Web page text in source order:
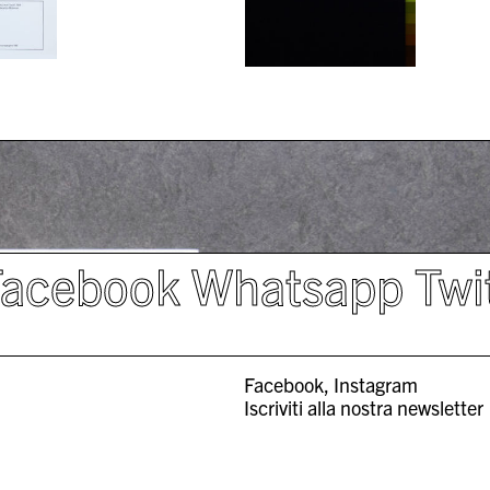
Whatsapp
Facebook Instagram
Iscriviti alla nostra newsletter